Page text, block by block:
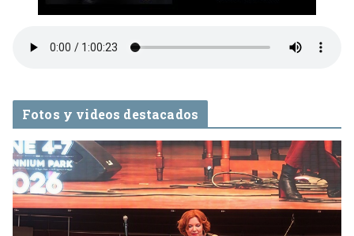
Fotos y videos destacados